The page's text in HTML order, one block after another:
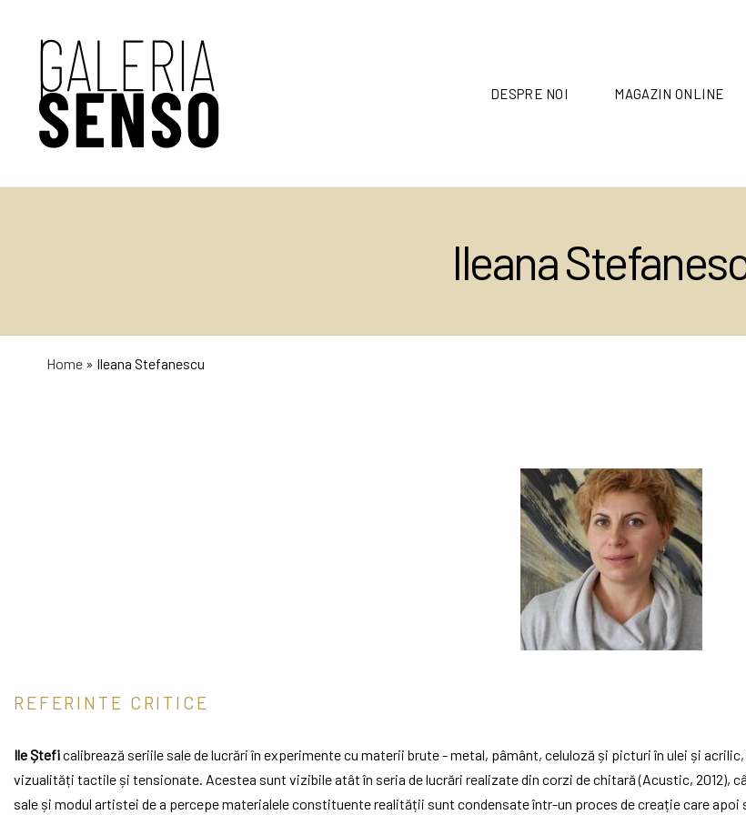
DESPRE NOI MAGAZIN ONLINE
Ileana
Home » Ileana Stefanescu
REFERINTE CRITICE
Ile Șteficalibrează seriile sale de lucrări în experimente cu materii brute - metal, pâmânt, celuloză și picturi în ulei și
vizualități tactile și tensionate. Acestea sunt vizibile atât în seria de lucrări realizate din corzi de chitară (Acustic, 2012),
sale și modul artistei de a percepe materialele constituente realității sunt condensate într-un proces de creație care apoi